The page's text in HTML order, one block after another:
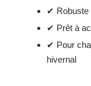
✔ Robuste
✔ Prêt à
✔ Pour
hivernal